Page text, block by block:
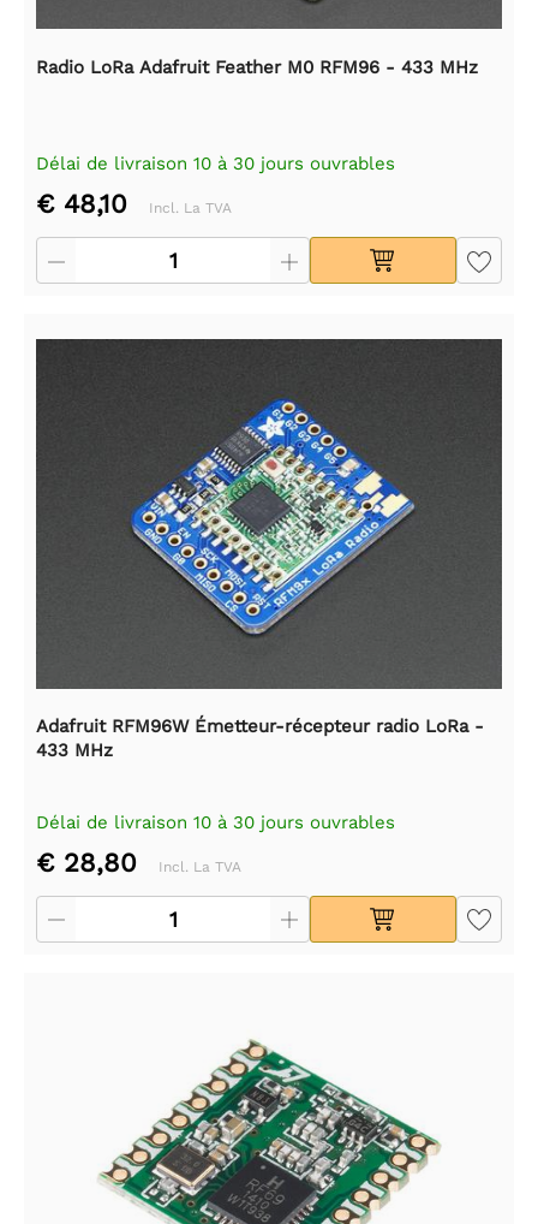
Radio LoRa Adafruit Feather M0 RFM96 - 433 MHz
Délai de livraison 10 à 30 jours ouvrables
€ 48,10 Incl. La TVA
Adafruit RFM96W Émetteur-récepteur radio LoRa -
433 MHz
Délai de livraison 10 à 30 jours ouvrables
€ 28,80 Incl. La TVA